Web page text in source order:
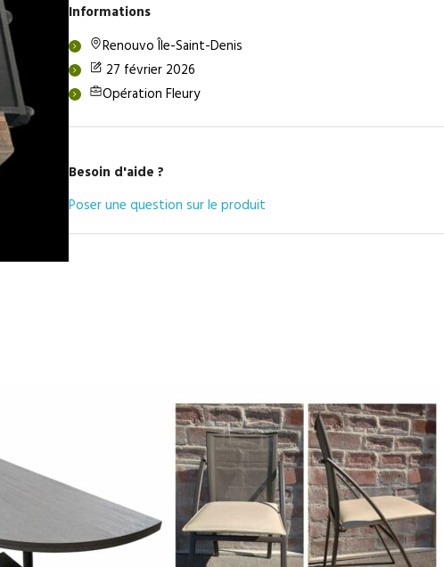
Informations
Renouvo Île-Saint-Denis
27 février 2026
Opération Fleury
Besoin d'aide ?
Poser une question sur le produit